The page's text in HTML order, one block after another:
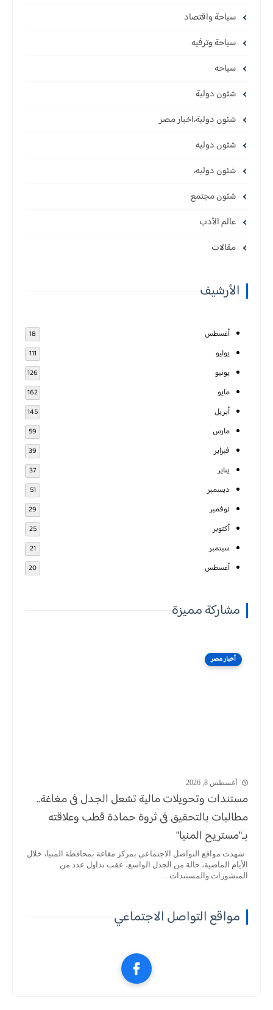
سياحة واقتصاد
سياحة وترفيه
سياحه
شئون دولية
شئون دولية،اخبار مصر
شئون دوليه
شئون دوليه،
شئون مجتمع
عالم الأدب
مقالات
الأرشيف
أغسطس 18
يوليو 111
يونيو 126
مايو 162
أبريل 145
مارس 59
فبراير 39
يناير 37
ديسمبر 51
نوفمبر 29
أكتوبر 25
سبتمبر 21
أغسطس 20
مشاركة مميزة
أخبار مصر
أغسطس 8, 2026
مستندات وتحويلات مالية تشعل الجدل فى مغاغة..
مطالبات بالتحقيق فى ثروة حمادة قطب وعلاقته
بـ"مستريح المنيا"
شهدت مواقع التواصل الاجتماعى بمركز مغاغة بمحافظة المنيا، خلال
الأيام الماضية، حالة من الجدل الواسع، عقب تداول عدد من
المنشورات والمستندات ...
مواقع التواصل الاجتماعي